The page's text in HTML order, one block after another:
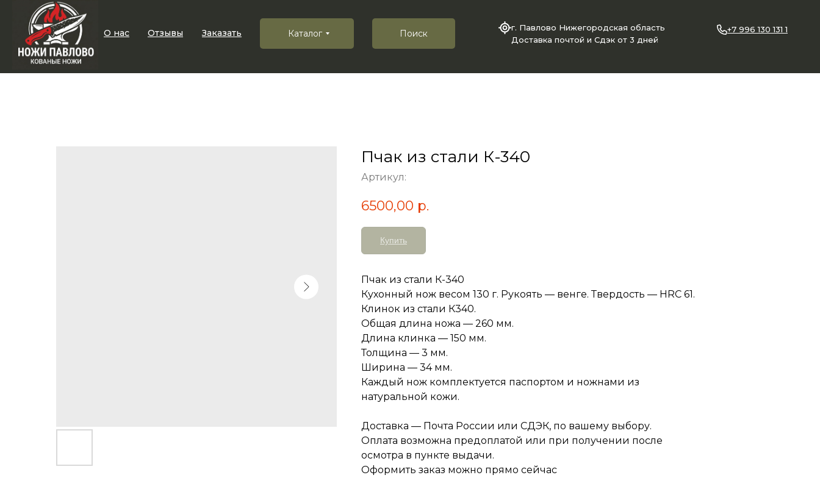
г. Павлово Нижегородская область
Доставка почтой и Сдэк от 3 дней
Поиск
Каталог
Заказать
Отзывы
О нас +7 996 130 131 1
Пчак из стали К-340
Артикул:
6500,00 р.
Купить
Пчак из стали К-340
Кухонный нож весом 130 г. Рукоять — венге. Твердость — HRC 61.
Клинок из стали К340.
Общая длина ножа — 260 мм.
Длина клинка — 150 мм.
Толщина — 3 мм.
Ширина — 34 мм.
Каждый нож комплектуется паспортом и ножнами из
натуральной кожи.
Доставка — Почта России или СДЭК, по вашему выбору.
Оплата возможна предоплатой или при получении после
осмотра в пункте выдачи.
Оформить заказ можно прямо сейчас